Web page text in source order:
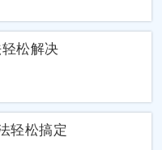
松解决
轻松搞定